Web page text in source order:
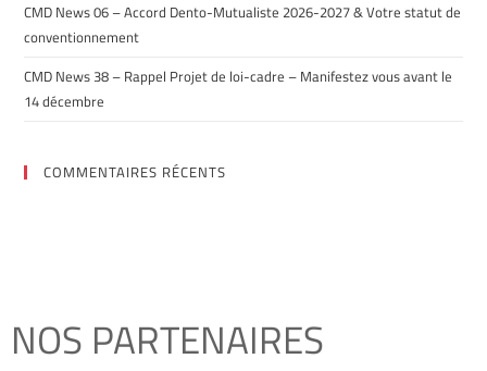
CMD News 06 – Accord Dento-Mutualiste 2026-2027 & Votre statut de
conventionnement
CMD News 38 – Rappel Projet de loi-cadre – Manifestez vous avant le
14 décembre
COMMENTAIRES RÉCENTS
NOS PARTENAIRES